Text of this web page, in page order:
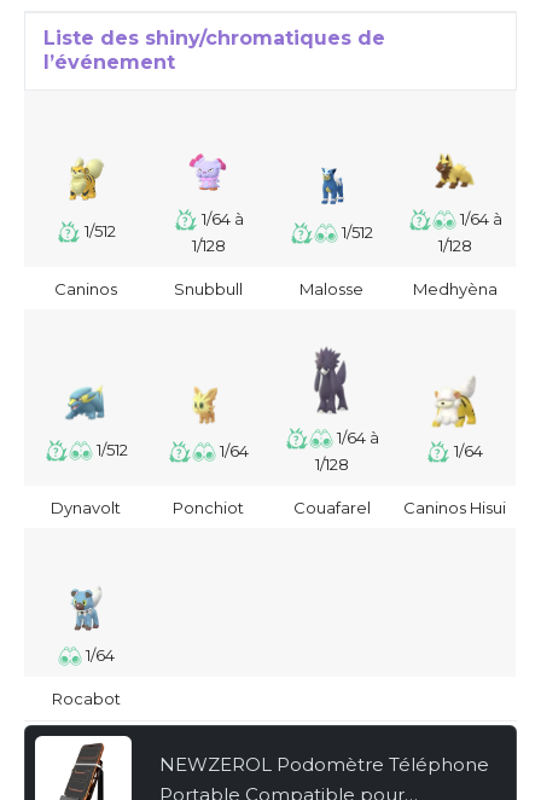
Liste des shiny/chromatiques de
l’événement
1/512
1/64 à
1/128
1/512
1/64 à
1/128
Caninos Snubbull Malosse Medhyèna
1/512 1/64
1/64 à
1/128
1/64
Dynavolt Ponchiot Couafarel Caninos Hisui
1/64
Rocabot
NEWZEROL Podomètre Téléphone
Portable Compatible pour